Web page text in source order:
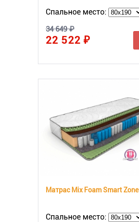
Спальное место:
34 649 ₽
22 522 ₽
Матрас Mix Foam Smart Zone
Спальное место: